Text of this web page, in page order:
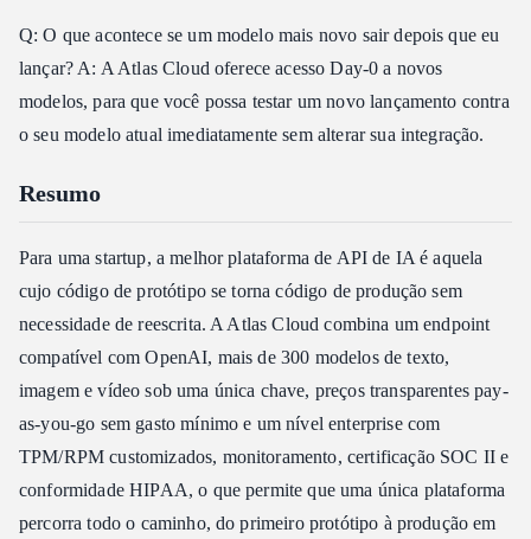
Q: O que acontece se um modelo mais novo sair depois que eu
lançar? A: A Atlas Cloud oferece acesso Day-0 a novos
modelos, para que você possa testar um novo lançamento contra
o seu modelo atual imediatamente sem alterar sua integração.
Resumo
Para uma startup, a melhor plataforma de API de IA é aquela
cujo código de protótipo se torna código de produção sem
necessidade de reescrita. A Atlas Cloud combina um endpoint
compatível com OpenAI, mais de 300 modelos de texto,
imagem e vídeo sob uma única chave, preços transparentes pay-
as-you-go sem gasto mínimo e um nível enterprise com
TPM/RPM customizados, monitoramento, certificação SOC II e
conformidade HIPAA, o que permite que uma única plataforma
percorra todo o caminho, do primeiro protótipo à produção em